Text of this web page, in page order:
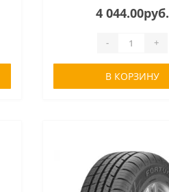
4 044.00руб.
- +
В КОРЗИНУ